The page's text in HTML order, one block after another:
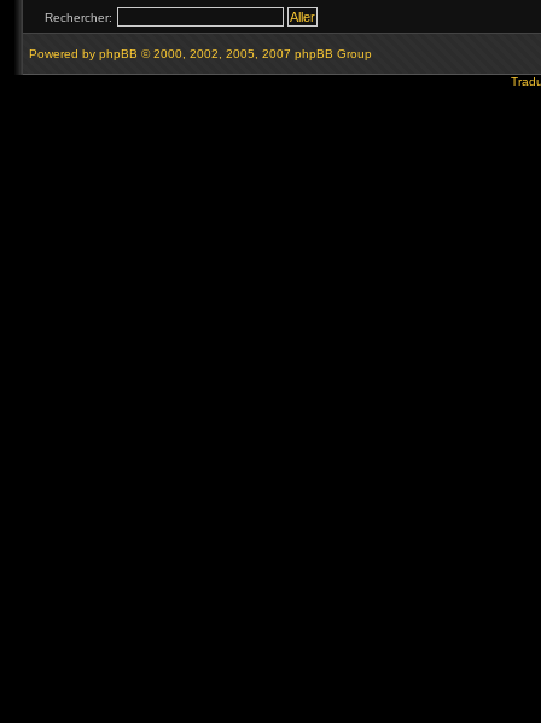
Rechercher:
Powered by phpBB © 2000, 2002, 2005, 2007 phpBB Group